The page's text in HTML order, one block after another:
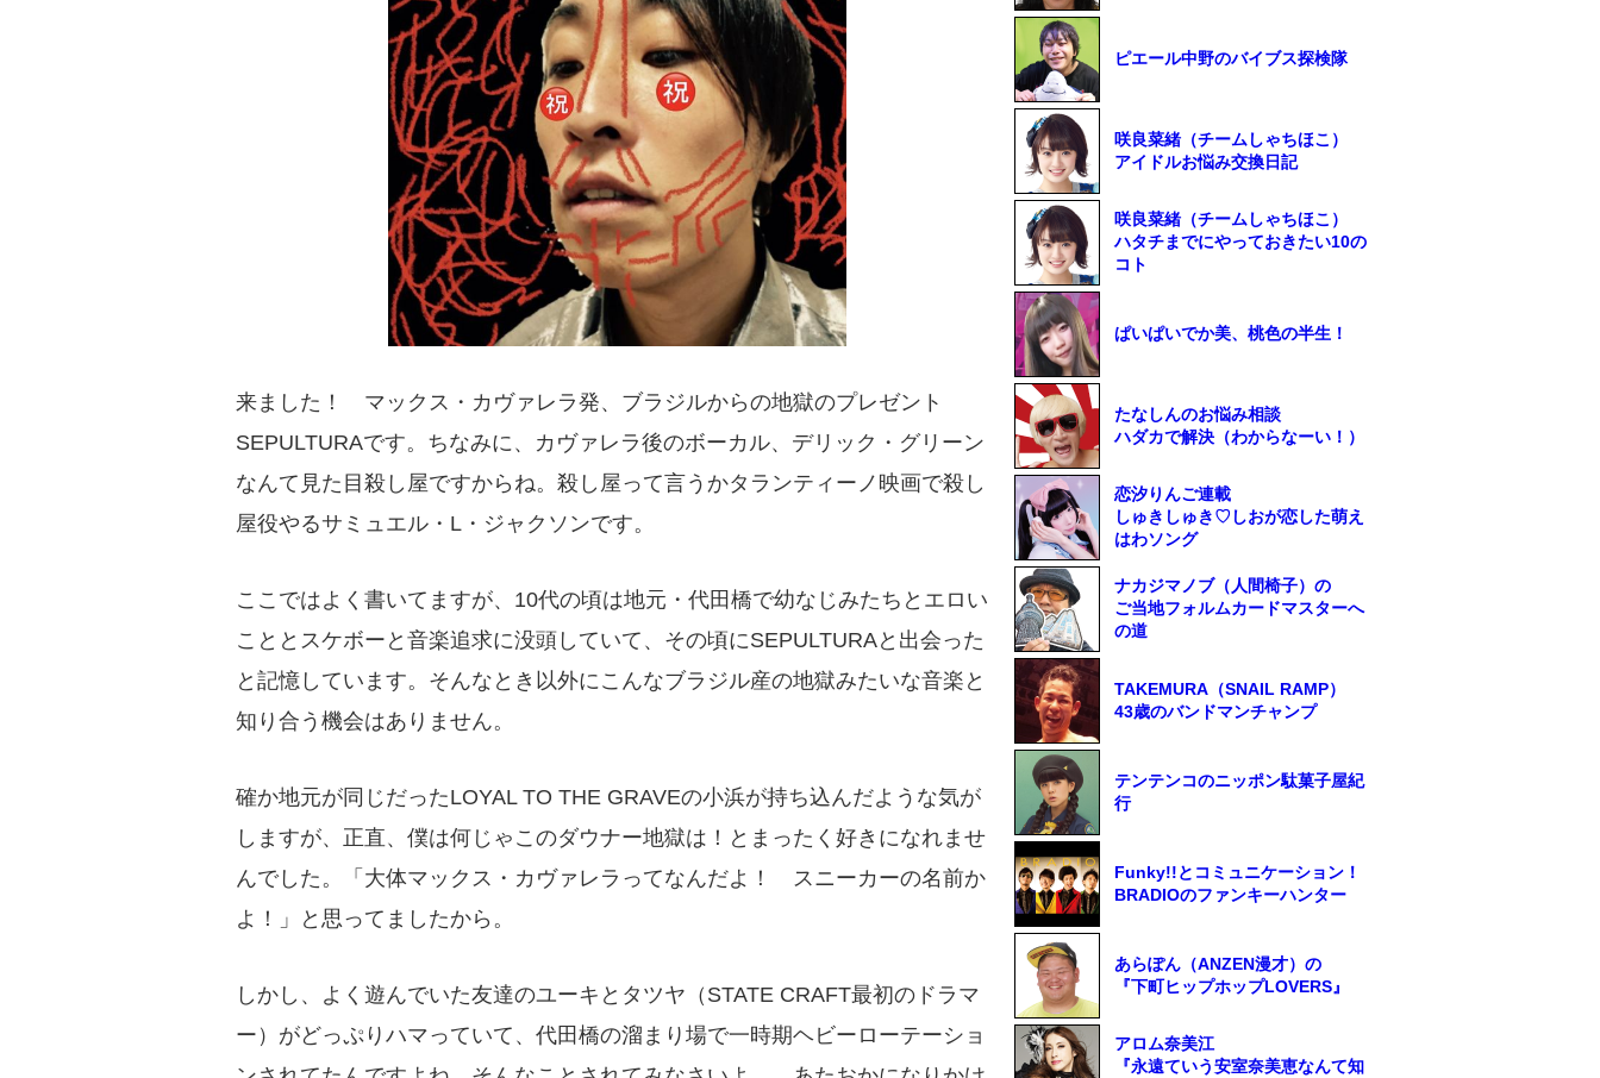
来ました！ マックス・カヴァレラ発、ブラジルからの地獄のプレゼント
SEPULTURAです。ちなみに、カヴァレラ後のボーカル、デリック・グリーン
なんて見た目殺し屋ですからね。殺し屋って言うかタランティーノ映画で殺し
屋役やるサミュエル・L・ジャクソンです。
ここではよく書いてますが、10代の頃は地元・代田橋で幼なじみたちとエロい
こととスケボーと音楽追求に没頭していて、その頃にSEPULTURAと出会った
と記憶しています。そんなとき以外にこんなブラジル産の地獄みたいな音楽と
知り合う機会はありません。
確か地元が同じだったLOYAL TO THE GRAVEの小浜が持ち込んだような気が
しますが、正直、僕は何じゃこのダウナー地獄は！とまったく好きになれませ
んでした。「大体マックス・カヴァレラってなんだよ！ スニーカーの名前か
よ！」と思ってましたから。
しかし、よく遊んでいた友達のユーキとタツヤ（STATE CRAFT最初のドラマ
ー）がどっぷりハマっていて、代田橋の溜まり場で一時期ヘビーローテーショ
ピエール中野のバイブス探検隊
咲良菜緒（チームしゃちほこ）
アイドルお悩み交換日記
咲良菜緒（チームしゃちほこ）
ハタチまでにやっておきたい10の
コト
ぱいぱいでか美、桃色の半生！
たなしんのお悩み相談
ハダカで解決（わからなーい！）
恋汐りんご連載
しゅきしゅき♡しおが恋した萌え
はわソング
ナカジマノブ（人間椅子）の
ご当地フォルムカードマスターへ
の道
TAKEMURA（SNAIL RAMP）
43歳のバンドマンチャンプ
テンテンコのニッポン駄菓子屋紀
行
Funky!!とコミュニケーション！
BRADIOのファンキーハンター
あらぽん（ANZEN漫才）の
『下町ヒップホップLOVERS』
アロム奈美江
『永遠ていう安室奈美恵なんて知